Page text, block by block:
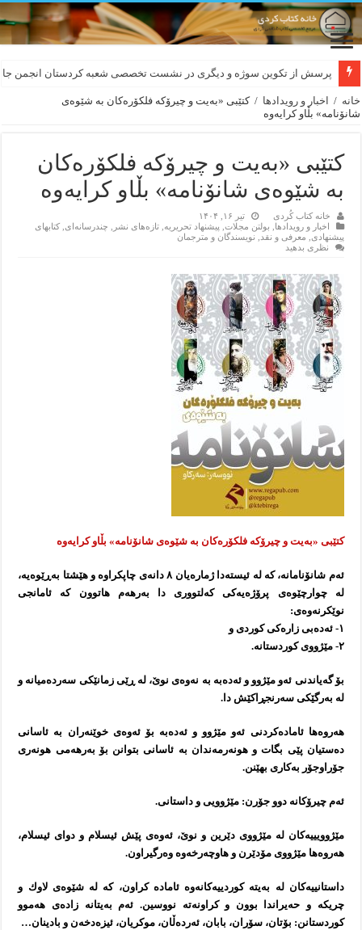
پرسش از تکوین سوژه و دیگری در نشست تخصصی شعبه کردستان انجمن
لەسەر کێشی ڕوباعی و به نەغمەی قەڵەمی «ئالی»
خانه / اخبار و رویدادها / کتێبی «بەیت و چیرۆکە فلکۆرەکان بە شێوەی
شانۆنامە» بڵاو کرایەوە
کتێبی «بەیت و چیرۆکە فلکۆرەکان
بە شێوەی شانۆنامە» بڵاو کرایەوە
خانه کتاب کُردی
تیر ۱۶, ۱۴۰۴
اخبار و رویدادها
بولتن مجلات پیشنهاد تحریریه ,تازەهای نشر چندرسانه‌ای ,کتابهای
پیشنهادی
معرفی و نقد
نویسندگان و مترجمان
نظری بدهید
کتێبی «بەیت و چیرۆکە فلکۆرەکان بە شێوەی شانۆنامە» بڵاو کرایەوە
ئه‌م شانۆنامانه‌، كه‌ له‌ ئیسته‌دا ژماره‌یان ۸ دانه‌ی چاپكراوه‌ و هێشتا به‌ڕێوه‌یه‌،
له‌ چوارچێوه‌ی پرۆژه‌یه‌كی كه‌لتووری دا به‌رهه‌م هاتوون كه‌ ئامانجی
نوێكرنه‌وه‌ی:
۱- ئه‌ده‌بی زاره‌كی كوردی و
۲- مێژووی كوردستانه‌.
بۆ گه‌یاندنی ئه‌و مێژوو و ئه‌ده‌به‌ به‌ نه‌وه‌ی نوێ، له‌ ڕێی زمانێكی سه‌رده‌میانه‌ و
له‌ به‌رگێكی سه‌رنجڕاكێش دا.
هه‌روه‌ها ئاماده‌كردنی ئه‌و مێژوو و ئه‌ده‌به‌ بۆ ئه‌وه‌ی خوێنه‌ران به‌ ئاسانی
ده‌ستیان پێی بگات و هونه‌رمه‌ندان به‌ ئاسانی بتوانن بۆ به‌رهه‌می هونه‌ری
جۆراوجۆر به‌كاری بهێنن.
ئه‌م چیرۆكانه‌ دوو جۆرن: مێژوویی و داستانی.
مێژوویییه‌كان له‌ مێژووی دێرین و نوێ، ئه‌وه‌ی پێش ئیسلام و دوای ئیسلام،
هه‌روه‌ها مێژووی مۆدێرن و هاوچه‌رخه‌وه‌ وه‌رگیراون.
داستانییه‌كان له‌ به‌یته‌ كوردییه‌كانه‌وه‌ ئاماده‌ كراون، كه‌ له‌ شێوه‌ی لاوك و
چریكه‌ و حه‌یراندا بوون و كراونه‌ته‌ نووسین. ئه‌م به‌یتانە‌ زاده‌ی هەموو
كوردستانن: بۆتان، سۆران، بابان، ئه‌رده‌ڵان، موكریان، ئیزه‌دخه‌ن و بادینان…